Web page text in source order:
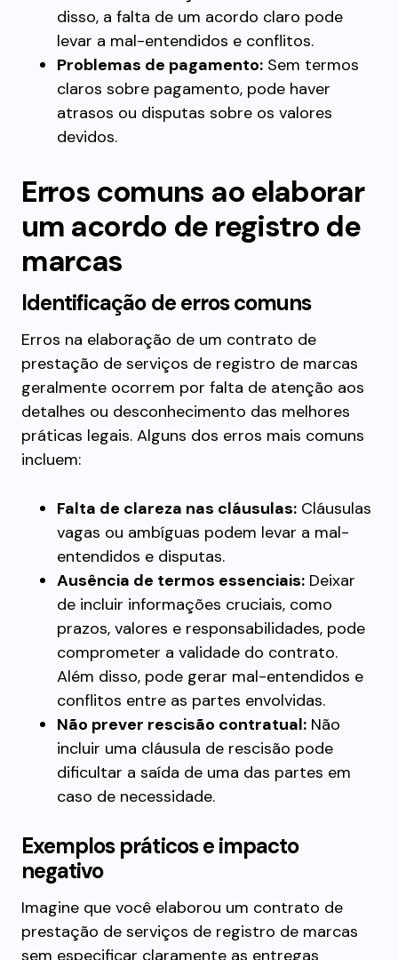
disso, a falta de um acordo claro pode
levar a mal-entendidos e conflitos.
Problemas de pagamento: Sem termos
claros sobre pagamento, pode haver
atrasos ou disputas sobre os valores
devidos.
Erros comuns ao elaborar
um acordo de registro de
marcas
Identificação de erros comuns
Erros na elaboração de um contrato de
prestação de serviços de registro de marcas
geralmente ocorrem por falta de atenção aos
detalhes ou desconhecimento das melhores
práticas legais. Alguns dos erros mais comuns
incluem:
Falta de clareza nas cláusulas: Cláusulas
vagas ou ambíguas podem levar a mal-
entendidos e disputas.
Ausência de termos essenciais: Deixar
de incluir informações cruciais, como
prazos, valores e responsabilidades, pode
comprometer a validade do contrato.
Além disso, pode gerar mal-entendidos e
conflitos entre as partes envolvidas.
Não prever rescisão contratual: Não
incluir uma cláusula de rescisão pode
dificultar a saída de uma das partes em
caso de necessidade.
Exemplos práticos e impacto
negativo
Imagine que você elaborou um contrato de
prestação de serviços de registro de marcas
sem especificar claramente as entregas